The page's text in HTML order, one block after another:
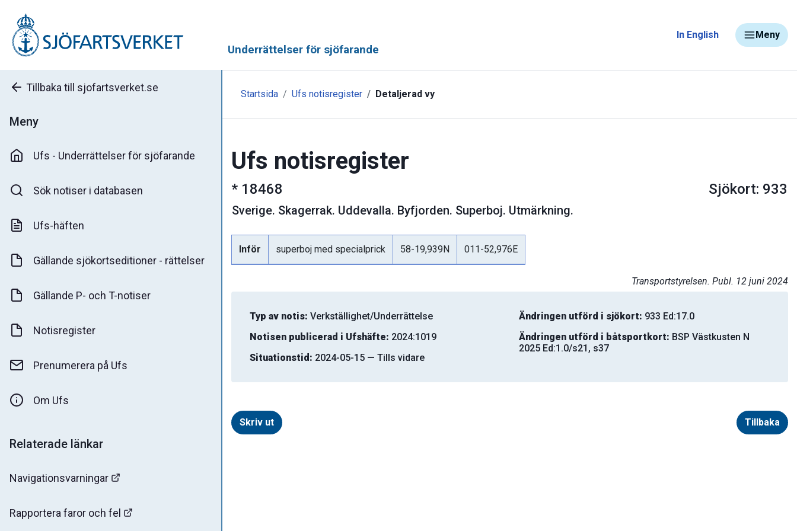
Underrättelser för sjöfarande
In English Meny
Tillbaka till sjofartsverket.se
Meny
Ufs - Underrättelser för sjöfarande
Sök notiser i databasen
Ufs-häften
Gällande sjökortseditioner - rättelser
Gällande P- och T-notiser
Notisregister
Prenumerera på Ufs
Om Ufs
Relaterade länkar
Navigationsvarningar
Rapportera faror och fel
Startsida Ufs notisregister Detaljerad vy
Ufs notisregister
* 18468 Sjökort: 933
Sverige. Skagerrak. Uddevalla. Byfjorden. Superboj. Utmärkning.
Inför superboj med specialprick 58-19,939N 011-52,976E
Transportstyrelsen. Publ. 12 juni 2024
Typ av notis: Verkställighet/Underrättelse
Notisen publicerad i Ufshäfte: 2024:1019
Situationstid: 2024-05-15 — Tills vidare
Ändringen utförd i sjökort: 933 Ed:17.0
Ändringen utförd i båtsportkort: BSP Västkusten N
2025 Ed:1.0/s21, s37
Skriv ut Tillbaka